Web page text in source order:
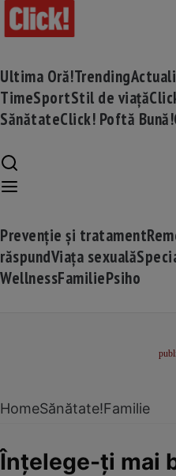
Ultima Oră!Trending
TimeSportStil de viață
SănătateClick! Poftă Bună!
Prevenție și tratament
răspundViața sexuală
WellnessFamiliePsiho
HomeSănătate!Familie
Înţelege-ţi mai